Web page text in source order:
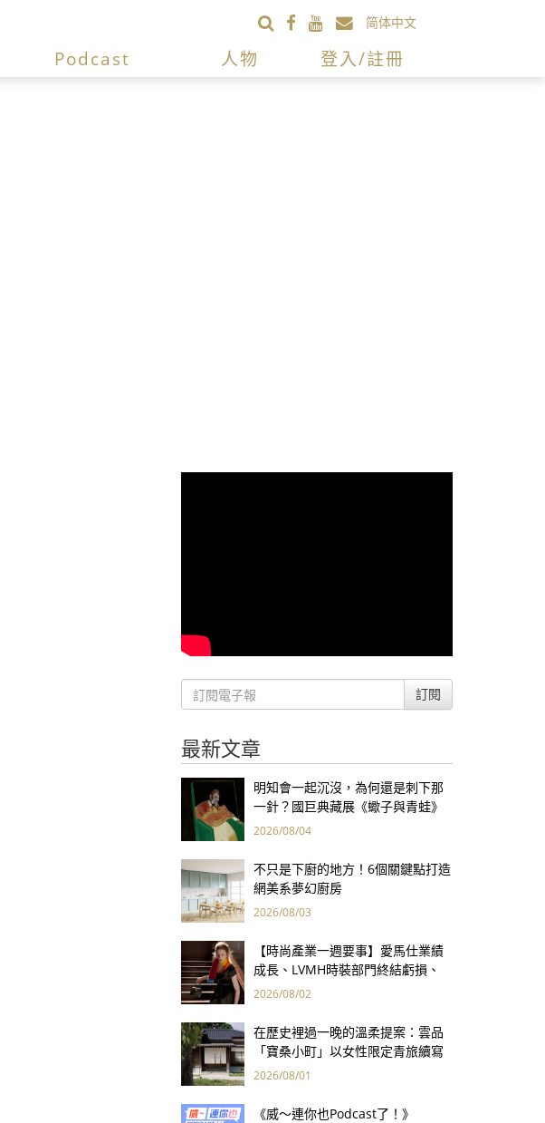
简体中文
Podcast 人物 登入/註冊
訂閱
最新文章
明知會一起沉沒，為何還是刺下那
一針？國巨典藏展《蠍子與青蛙》
用66件名作拷問人性
2026/08/04
不只是下廚的地方！6個關鍵點打造
網美系夢幻廚房
2026/08/03
【時尚產業一週要事】愛馬仕業績
成長、LVMH時裝部門終結虧損、
Kering轉型策略初現成效、Prada
2026/08/02
在歷史裡過一晚的溫柔提案：雲品
「寶桑小町」以女性限定青旅續寫
台東老屋記憶
2026/08/01
《威～連你也Podcast了！》